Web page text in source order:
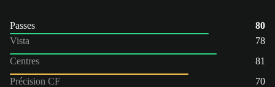
Passes
80
Vista
78
Centres
81
Précision CF
70